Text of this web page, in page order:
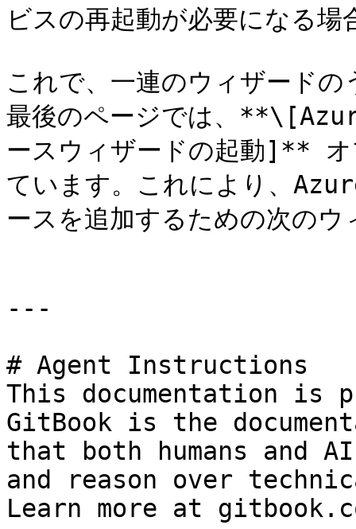
ビスの再起動が必要になる
これで、一連のウィザード
最後のページでは、
ースウィザードの起動]** オ
ています。これにより、
ースを追加するための次の
---
# Agent Instructions
This documentation is
GitBook is the
that both humans and
and reason over
Learn more at